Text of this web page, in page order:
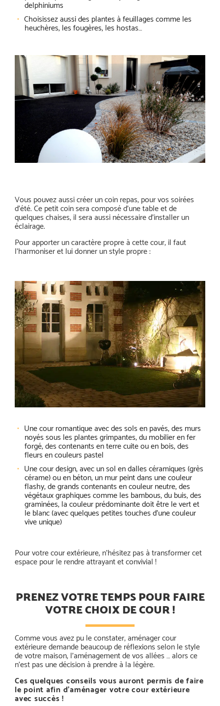
delphiniums
Choisissez aussi des plantes à feuillages comme les
heuchères, les fougères, les hostas…
Vous pouvez aussi créer un coin repas, pour vos soirées
d’été. Ce petit coin sera composé d’une table et de
quelques chaises, il sera aussi nécessaire d’installer un
éclairage.
Pour apporter un caractère propre à cette cour, il faut
l’harmoniser et lui donner un style propre :
Une cour romantique avec des sols en pavés, des murs
noyés sous les plantes grimpantes, du mobilier en fer
forgé, des contenants en terre cuite ou en bois, des
fleurs en couleurs pastel
Une cour design, avec un sol en dalles céramiques (grès
cérame) ou en béton, un mur peint dans une couleur
flashy, de grands contenants en couleur neutre, des
végétaux graphiques comme les bambous, du buis, des
graminées, la couleur prédominante doit être le vert et
le blanc (avec quelques petites touches d’une couleur
vive unique)
Pour votre cour extérieure, n’hésitez pas à transformer cet
espace pour le rendre attrayant et convivial !
PRENEZ VOTRE TEMPS POUR FAIRE
VOTRE CHOIX DE COUR !
Comme vous avez pu le constater, aménager cour
extérieure demande beaucoup de réflexions selon le style
de votre maison, l’aménagement de vos allées … alors ce
n’est pas une décision à prendre à la légère.
Ces quelques conseils vous auront permis de faire
le point afin d’aménager votre cour extérieure
avec succès !